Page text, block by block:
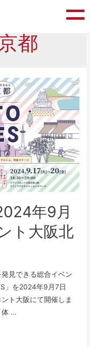
都
年9月
ト大阪北
見できる総合イベン
」を2024年9月7日
ト大阪にて開催しま
体 …